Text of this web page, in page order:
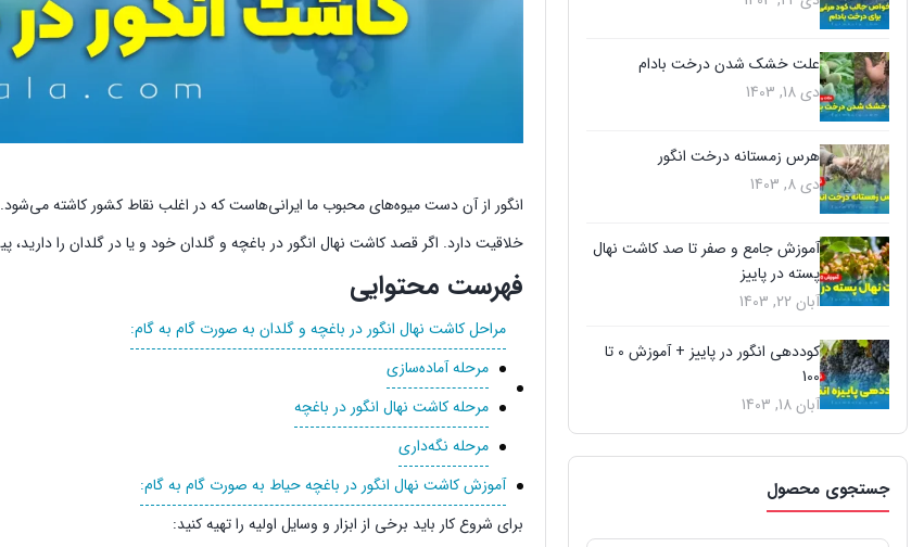
علت خشک شدن درخت بادام
دی 18, 1403
هرس زمستانه درخت انگور
دی 8, 1403
آموزش جامع و صفر تا صد کاشت نهال
پسته در پاییز
آبان 22, 1403
کوددهی انگور در پاییز + آموزش 0 تا
100
آبان 18, 1403
جستجوی محصول
انگور از آن دست میوه‌های محبوب ما ایرانی‌هاست که در اغلب نقاط کشور کاشته
خلاقیت دارد. اگر قصد کاشت نهال انگور در باغچه و گلدان خود و یا در گلدان را دارید،
فهرست محتوایی
مراحل کاشت نهال انگور در باغچه و گلدان به صورت گام به گام:
مرحله آماده‌سازی
مرحله کاشت نهال انگور در باغچه
مرحله نگه‌داری
آموزش کاشت نهال انگور در باغچه حیاط به صورت گام به گام:
برای شروع کار باید برخی از ابزار و وسایل اولیه را تهیه کنید: